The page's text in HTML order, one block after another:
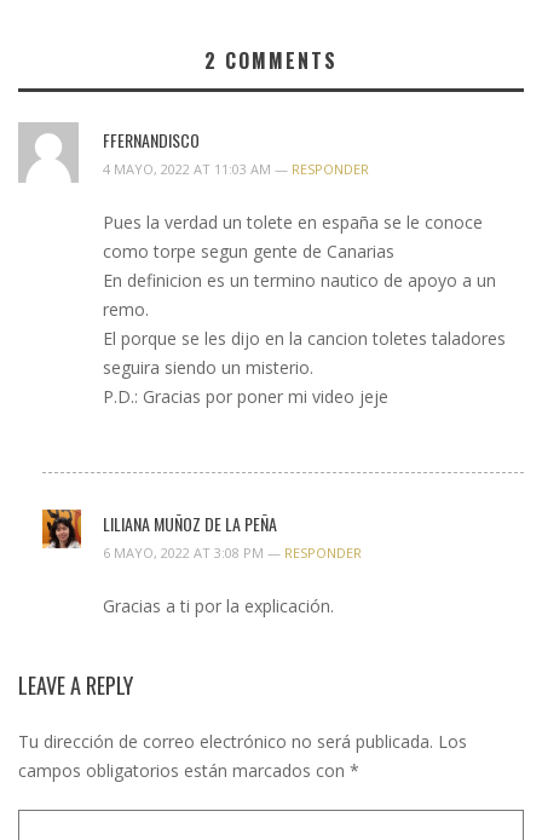
2 COMMENTS
FFERNANDISCO
4 MAYO, 2022 AT 11:03 AM — RESPONDER
Pues la verdad un tolete en españa se le conoce
como torpe segun gente de Canarias
En definicion es un termino nautico de apoyo a un
remo.
El porque se les dijo en la cancion toletes taladores
seguira siendo un misterio.
P.D.: Gracias por poner mi video jeje
LILIANA MUÑOZ DE LA PEÑA
6 MAYO, 2022 AT 3:08 PM — RESPONDER
Gracias a ti por la explicación.
LEAVE A REPLY
Tu dirección de correo electrónico no será publicada. Los
campos obligatorios están marcados con *